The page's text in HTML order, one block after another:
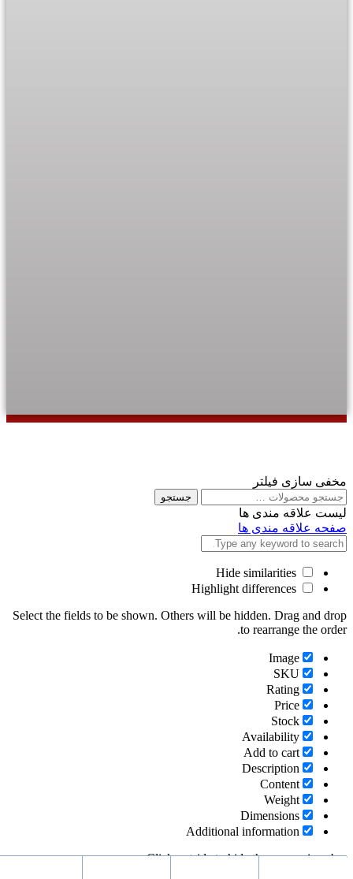
مخفی سازی فیلتر
جستجو
لیست علاقه مندی ها
صفحه علاقه مندی ها
Select the fields to be shown. Others will be hidden. Drag and drop
to rearrange the order.
Image
SKU
Rating
Price
Stock
Availability
Add to cart
Description
Content
Weight
Dimensions
Additional information
Click outside to hide the comparison bar